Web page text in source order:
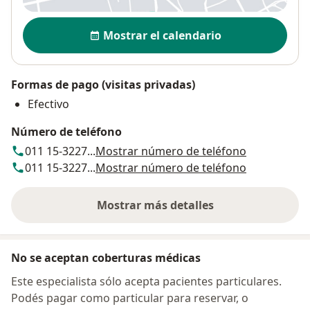
Disponibilidad
Mostrar el calendario
Formas de pago (visitas privadas)
Efectivo
Número de teléfono
011 15-3227...Mostrar número de teléfono
011 15-3227...Mostrar número de teléfono
Mostrar más detalles
sobre la dirección
No se aceptan coberturas médicas
Este especialista sólo acepta pacientes particulares.
Podés pagar como particular para reservar, o